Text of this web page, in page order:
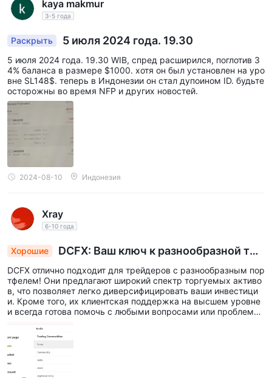
ствует. в DCFX мошенничество
kaya makmur
3-5 года
Раскрыть 5 июля 2024 года. 19.30
5 июля 2024 года. 19.30 WIB, спред расширился, поглотив 3
4% баланса в размере $1000. хотя он был установлен на уро
вне SL148$. теперь в Индонезии он стал дупоином ID. будьте
осторожны во время NFP и других новостей.
2024-08-10 Индонезия
Xray
6-10 года
Хорошие
DCFX: Ваш ключ к разнообразной тор
говле с первоклассной поддержкой
DCFX отлично подходит для трейдеров с разнообразным пор
тфелем! Они предлагают широкий спектр торгуемых активо
в, что позволяет легко диверсифицировать ваши инвестици
и. Кроме того, их клиентская поддержка на высшем уровне
и всегда готова помочь с любыми вопросами или проблема